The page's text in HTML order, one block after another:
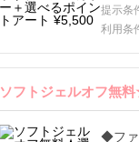
提示条
利用条
ソフトジェルオフ無
◆ファ